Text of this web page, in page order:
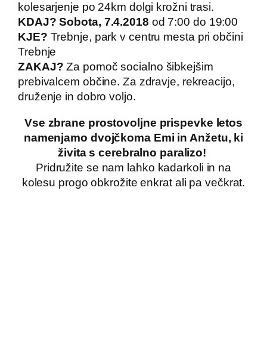
kolesarjenje po 24km dolgi krožni trasi.
KDAJ? Sobota, 7.4.2018 od 7:00 do 19:00
KJE? Trebnje, park v centru mesta pri občini
Trebnje
ZAKAJ? Za pomoč socialno šibkejšim
prebivalcem občine. Za zdravje, rekreacijo,
druženje in dobro voljo.
Vse zbrane prostovoljne prispevke letos
namenjamo dvojčkoma Emi in Anžetu, ki
živita s cerebralno paralizo!
Pridružite se nam lahko kadarkoli in na
kolesu progo obkrožite enkrat ali pa večkrat.